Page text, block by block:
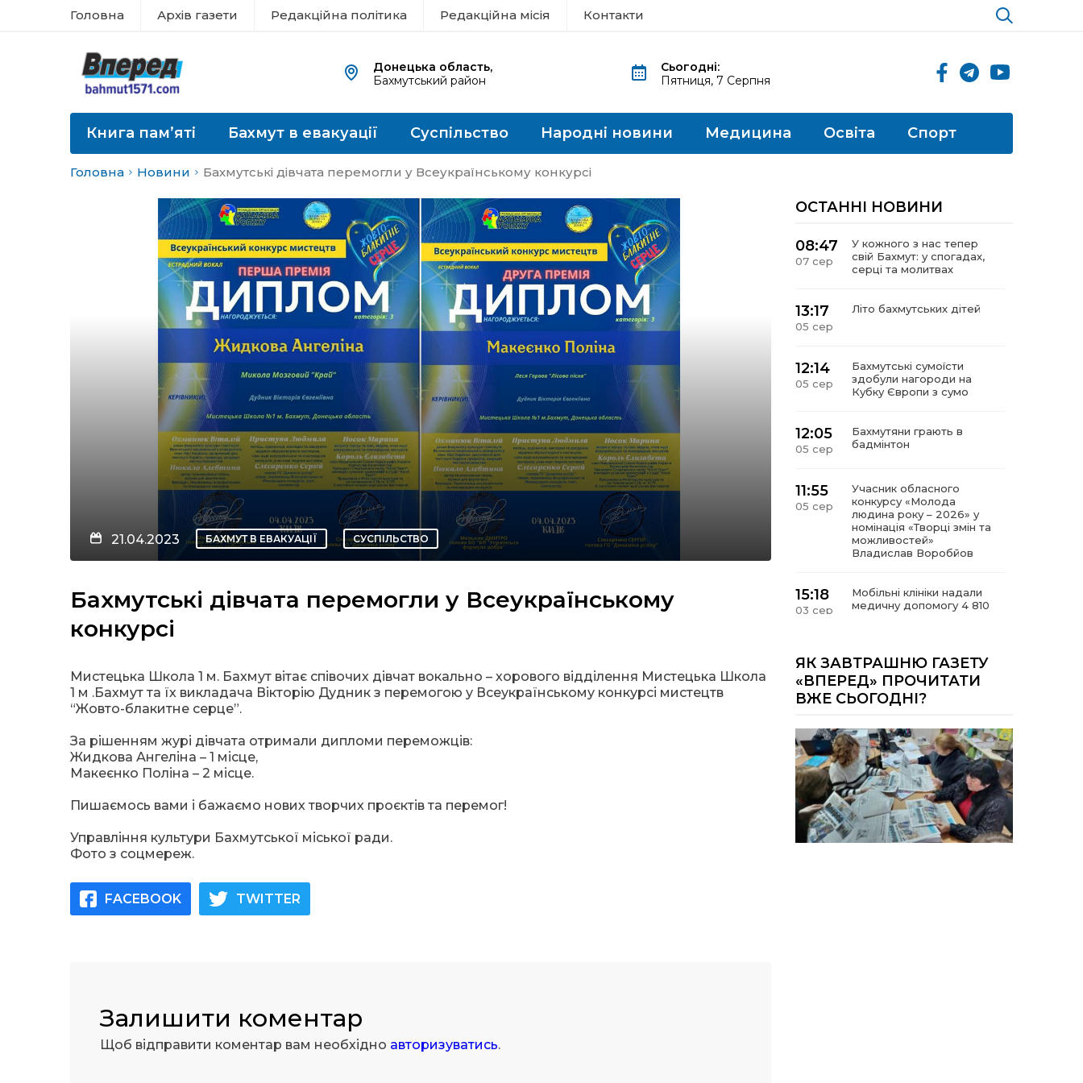
Головна Архів газети Редакційна політика Редакційна місія Контакти
Донецька область,
Бахмутський район
Сьогодні:
Пятниця, 7 Серпня
Книга пам’яті Бахмут в евакуації Суспільство Народні новини Медицина Освіта Спорт
Головна Новини Бахмутські дівчата перемогли у Всеукраїнському конкурсі
21.04.2023 БАХМУТ В ЕВАКУАЦІЇ СУСПІЛЬСТВО
Бахмутські дівчата перемогли у Всеукраїнському
конкурсі
Мистецька Школа 1 м. Бахмут вітає співочих дівчат вокально – хорового відділення Мистецька Школа
1 м .Бахмут та їх викладача Вікторію Дудник з перемогою у Всеукраїнському конкурсі мистецтв
“Жовто-блакитне серце”.
За рішенням журі дівчата отримали дипломи переможців:
Жидкова Ангеліна – 1 місце,
Макеєнко Поліна – 2 місце.
Пишаємось вами і бажаємо нових творчих проєктів та перемог!
Управління культури Бахмутської міської ради.
Фото з соцмереж.
FACEBOOK TWITTER
Залишити коментар
Щоб відправити коментар вам необхідно авторизуватись.
ОСТАННІ НОВИНИ
08:47
07 сер
У кожного з нас тепер
свій Бахмут: у спогадах,
серці та молитвах
13:17
05 сер
Літо бахмутських дітей
12:14
05 сер
Бахмутські сумоїсти
здобули нагороди на
Кубку Європи з сумо
12:05
05 сер
Бахмутяни грають в
бадмінтон
11:55
05 сер
Учасник обласного
конкурсу «Молода
людина року – 2026» у
номінація «Творці змін та
можливостей»
Владислав Воробйов
15:18
03 сер
Мобільні клініки надали
медичну допомогу 4 810
09:27
03 сер
ВПО можуть не платити
за частину комунальних
послуг: про що йдеться
14:12
01 сер
розповіла, коли
переселенці втрачають
виплати та статус
внутрішньо переміщеної
особи
14:04
01 сер
Учасниця обласного
конкурсу «Молода
ЯК ЗАВТРАШНЮ ГАЗЕТУ
«ВПЕРЕД» ПРОЧИТАТИ
ВЖЕ СЬОГОДНІ?